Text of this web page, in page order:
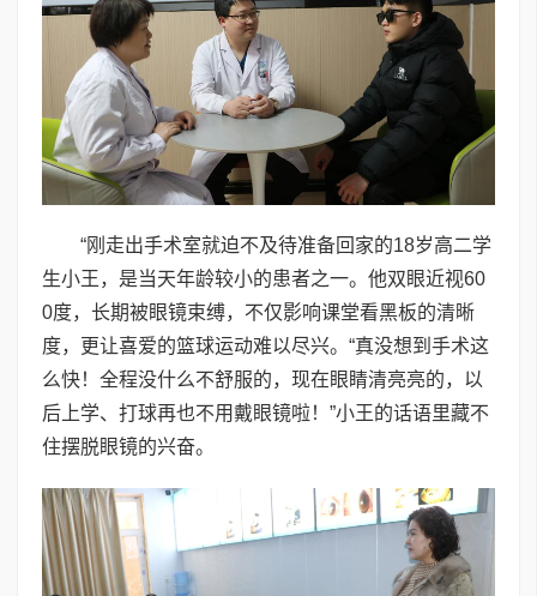
“刚走出手术室就迫不及待准备回家的18岁高二学
生小王，是当天年龄较小的患者之一。他双眼近视60
0度，长期被眼镜束缚，不仅影响课堂看黑板的清晰
度，更让喜爱的篮球运动难以尽兴。“真没想到手术这
么快！全程没什么不舒服的，现在眼睛清亮亮的，以
后上学、打球再也不用戴眼镜啦！”小王的话语里藏不
住摆脱眼镜的兴奋。